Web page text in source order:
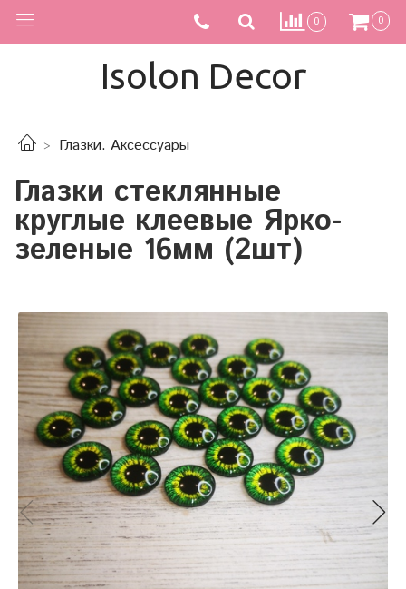
0 0
Isolon Decor
Глазки. Аксессуары
Глазки стеклянные
круглые клеевые Ярко-
зеленые 16мм (2шт)